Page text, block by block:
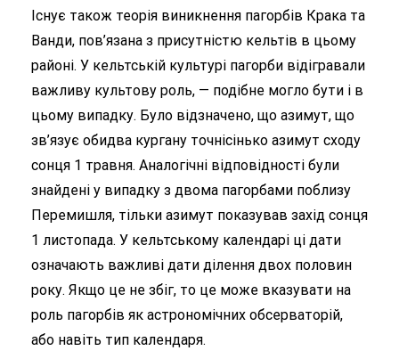
Існує також теорія виникнення пагорбів Крака та
Ванди, пов’язана з присутністю кельтів в цьому
районі. У кельтській культурі пагорби відігравали
важливу культову роль, — подібне могло бути і в
цьому випадку. Було відзначено, що азимут, що
зв’язує обидва кургану точнісінько азимут сходу
сонця 1 травня. Аналогічні відповідності були
знайдені у випадку з двома пагорбами поблизу
Перемишля, тільки азимут показував захід сонця
1 листопада. У кельтському календарі ці дати
означають важливі дати ділення двох половин
року. Якщо це не збіг, то це може вказувати на
роль пагорбів як астрономічних обсерваторій,
або навіть тип календаря.